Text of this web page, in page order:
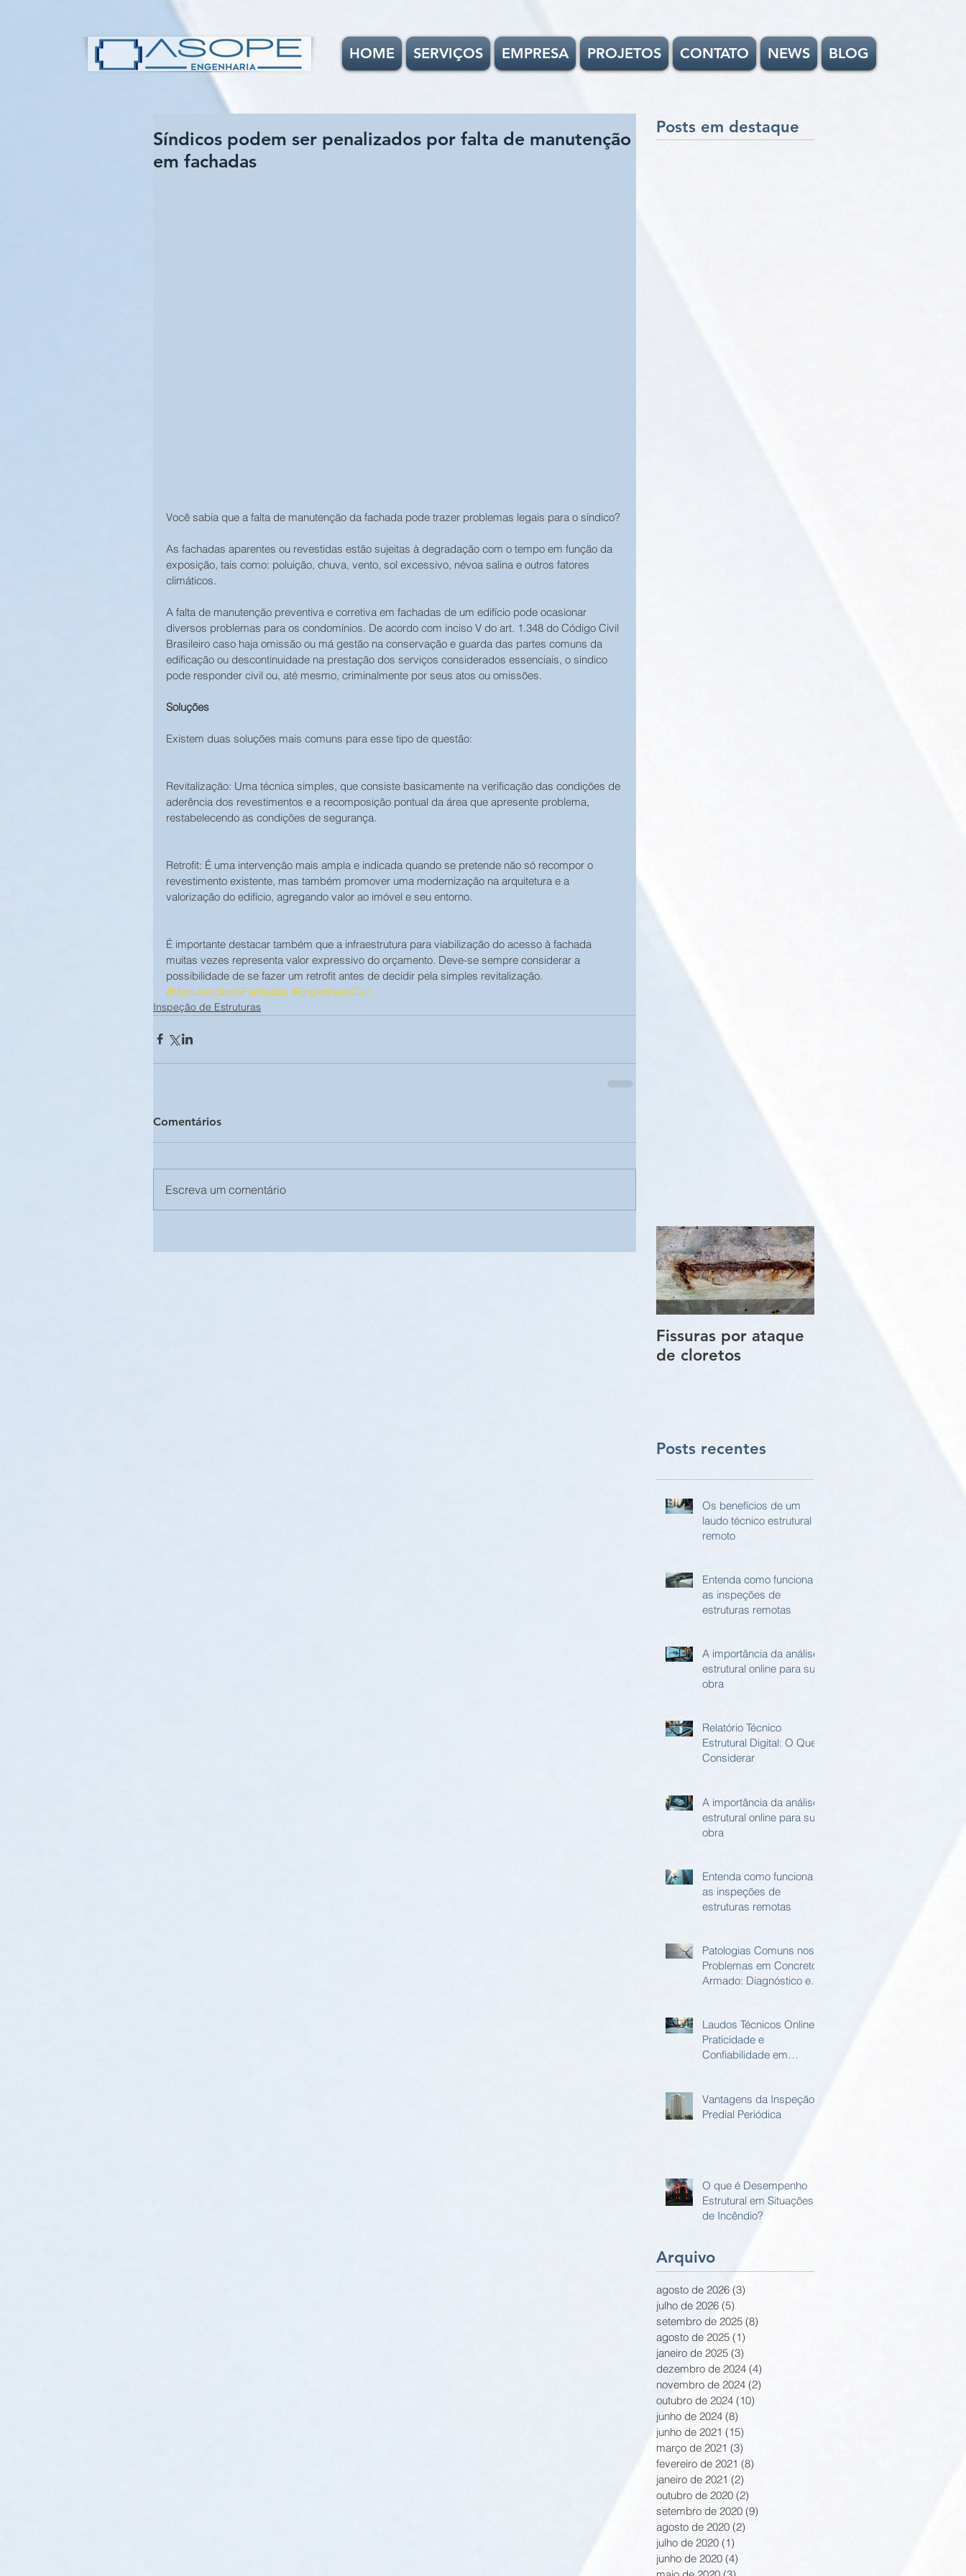
HOME SERVIÇOS EMPRESA PROJETOS CONTATO NEWS BLOG
Síndicos podem ser penalizados por falta de manutenção
em fachadas
Você sabia que a falta de manutenção da fachada pode trazer problemas legais para o síndico?
As fachadas aparentes ou revestidas estão sujeitas à degradação com o tempo em função da
exposição, tais como: poluição, chuva, vento, sol excessivo, névoa salina e outros fatores
climáticos.
A falta de manutenção preventiva e corretiva em fachadas de um edifício pode ocasionar
diversos problemas para os condomínios. De acordo com inciso V do art. 1.348 do Código Civil
Brasileiro caso haja omissão ou má gestão na conservação e guarda das partes comuns da
edificação ou descontinuidade na prestação dos serviços considerados essenciais, o síndico
pode responder civil ou, até mesmo, criminalmente por seus atos ou omissões.
Soluções
Existem duas soluções mais comuns para esse tipo de questão:
Revitalização: Uma técnica simples, que consiste basicamente na verificação das condições de
aderência dos revestimentos e a recomposição pontual da área que apresente problema,
restabelecendo as condições de segurança.
Retrofit: É uma intervenção mais ampla e indicada quando se pretende não só recompor o
revestimento existente, mas também promover uma modernização na arquitetura e a
valorização do edifício, agregando valor ao imóvel e seu entorno.
É importante destacar também que a infraestrutura para viabilização do acesso à fachada
muitas vezes representa valor expressivo do orçamento. Deve-se sempre considerar a
possibilidade de se fazer um retrofit antes de decidir pela simples revitalização.
#ManutençãodeFachadas #EngenhariaCivil
Inspeção de Estruturas
Comentários
Escreva um comentário
Posts em destaque
Fissuras por ataque
de cloretos
nas estruturas de
paredes vigas e
Posts recentes
Os benefícios de um
laudo técnico estrutural
remoto
Entenda como funciona
as inspeções de
estruturas remotas
A importância da análise
estrutural online para sua
obra
Relatório Técnico
Estrutural Digital: O Que
Considerar
A importância da análise
estrutural online para sua
obra
Entenda como funciona
as inspeções de
estruturas remotas
Patologias Comuns nos
Problemas em Concreto
Armado: Diagnóstico e
Laudos Técnicos Online:
Praticidade e
Confiabilidade em
Vantagens da Inspeção
Predial Periódica
O que é Desempenho
Estrutural em Situações
de Incêndio?
Arquivo
agosto de 2026 (3)
julho de 2026 (5)
setembro de 2025 (8)
agosto de 2025 (1)
janeiro de 2025 (3)
dezembro de 2024 (4)
novembro de 2024 (2)
outubro de 2024 (10)
junho de 2024 (8)
junho de 2021 (15)
março de 2021 (3)
fevereiro de 2021 (8)
janeiro de 2021 (2)
outubro de 2020 (2)
setembro de 2020 (9)
agosto de 2020 (2)
julho de 2020 (1)
junho de 2020 (4)